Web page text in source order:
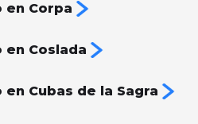
en Corpa
Coslada
Cubas de la Sagra